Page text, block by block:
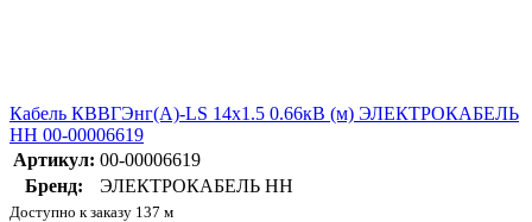
Кабель КВВГЭнг(А)-LS 14х1.5 0.66кВ (м) ЭЛЕКТРОКАБЕЛЬ
НН 00-00006619
Артикул: 00-00006619
Бренд:
ЭЛЕКТРОКАБЕЛЬ НН
Доступно к заказу 137 м